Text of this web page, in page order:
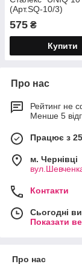
(Арт.SQ-10/3)
575 ₴
Купити
Про нас
Рейтинг не
Менше 5
Працює з
м. Чернівці
Контакти
Сьогодні
Показати
Про нас